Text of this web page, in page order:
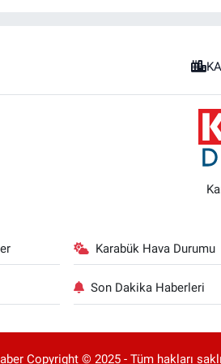
Karabük Hava Durumu
Son Dakika Haberleri
Copyright © 2025 - Tüm hakları